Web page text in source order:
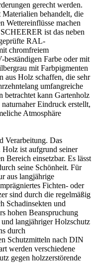
gerecht werden.
behandelt, die
Wettereinflüsse machen
ist das neben
RAL-
chromfreiem
Farbe oder mit
mit Farbpigmenten
aus Holz schaffen, die sehr
umfangreiche
betrachtet kann Gartenholz
Eindruck erstellt,
Atmosphäre
Verarbeitung. Das
ist aufgrund seiner
Bereich einsetzbar. Es lässt
seine Schönheit. Für
aus langjährige
Fichten- oder
sind durch die regelmäßig
Schadinsekten und
hohen Beanspruchung
langjähriger Holzschutz
durch
Schutzmitteln nach DIN
werden verschiedene
gegen holzzerstörende